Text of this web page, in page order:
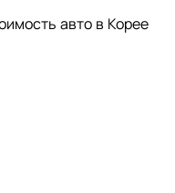
авто в Корее